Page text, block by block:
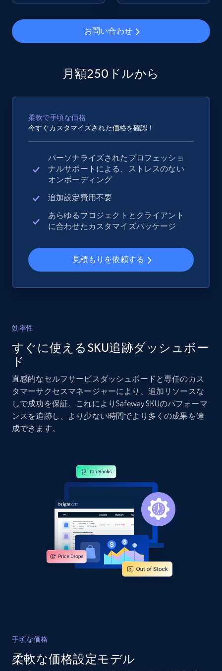
2.4K+ 199+ 今すぐ始める
Google Shopping - collects products from
web using keywords
URL, Product id, Title, Product description,
more.
Amazon products global dataset
Title, Seller name, Brand, Description, Initial
price, Currency, Availability, Reviews count, and
375+ 今すぐ始める
price, Currency, Availability, Reviews count, and
more.
2.1K+ 375+ 今すぐ始める
Amazon products global dataset -
price, Currency, Availability, Reviews count, and
2.1K+ 375+ 今すぐ始める
Amazon products global dataset - Collects
products by best sellers category URL
お問い合わせ
月額250ドルから
柔軟で手頃な価格
今すぐカスタマイズされた価格を確認！
パーソナライズされたプロフェッショ
ナルサポートによる、ストレスのない
オンボーディング
追加設定費用不要
あらゆるプロジェクトとクライアント
に合わせたカスタマイズパッケージ
見積もりを依頼する
効率性
すぐに使えるSKU追跡ダッシュボー
ド
直感的なセルフサービスダッシュボードと専任のカス
タマーサクセスマネージャーにより、追加リソースな
しで成功を保証。これによりSafeway SKUのパフォーマ
ンスを追跡し、より少ない時間でより多くの成果を達
成できます。
手頃な価格
柔軟な価格設定モデル